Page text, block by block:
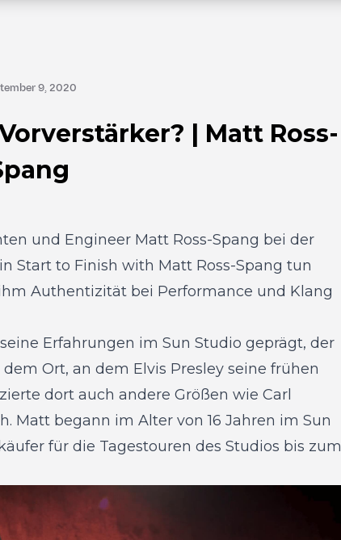
9, 2020
| Matt Ross-
und Engineer Matt Ross-Spang bei der
Start to Finish with Matt Ross-Spang tun
Authentizität bei Performance und Klang
Erfahrungen im Sun Studio geprägt, der
Ort, an dem Elvis Presley seine frühen
dort auch andere Größen wie Carl
Matt begann im Alter von 16 Jahren im Sun
für die Tagestouren des Studios bis zum